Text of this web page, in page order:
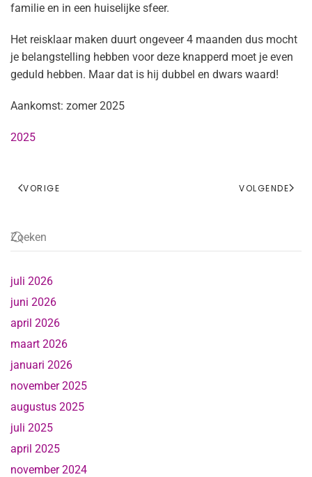
familie en in een huiselijke sfeer.
Het reisklaar maken duurt ongeveer 4 maanden dus mocht
je belangstelling hebben voor deze knapperd moet je even
geduld hebben. Maar dat is hij dubbel en dwars waard!
Aankomst: zomer 2025
2025
VORIGE VOLGENDE
juli 2026
juni 2026
april 2026
maart 2026
januari 2026
november 2025
augustus 2025
juli 2025
april 2025
november 2024